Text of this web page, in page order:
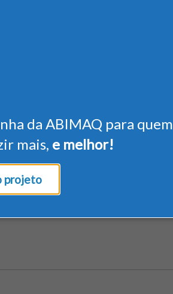
da ABIMAQ para quem
mais, e melhor!
projeto